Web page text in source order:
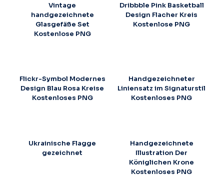
Vintage
handgezeichnete
Glasgefäße Set
Kostenlose PNG
Dribbble Pink Basketball
Design Flacher Kreis
Kostenlose PNG
Flickr-Symbol Modernes
Design Blau Rosa Kreise
Kostenloses PNG
Handgezeichneter
Liniensatz im Signaturstil
Kostenloses PNG
Ukrainische Flagge
gezeichnet
Handgezeichnete
Illustration Der
Königlichen Krone
Kostenloses PNG